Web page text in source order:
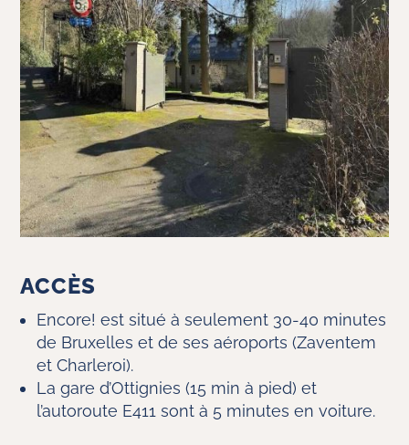
ACCÈS
Encore! est situé à seulement 30-40 minutes
de Bruxelles et de ses aéroports (Zaventem
et Charleroi).
La gare d’Ottignies (15 min à pied) et
l’autoroute E411 sont à 5 minutes en voiture.